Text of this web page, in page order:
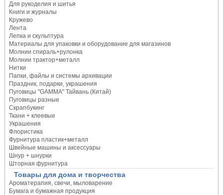
Для рукоделия и шитья
Книги и журналы
Кружево
Лента
Лепка и скульптура
Материалы для упаковки и оборудование для магазинов
Молнии спираль+рулонка
Молнии трактор+металл
Нитки
Папки, файлы и системы архивации
Праздник, подарки, украшения
Пуговицы "GAMMA" Тайвань (Китай)
Пуговицы разные
Скрапбукинг
Ткани + клеевые
Украшения
Флористика
Фурнитура пластик+металл
Швейные машины и аксессуары
Шнур + шнурки
Шторная фурнитура
Товары для дома и творчества
Ароматерапия, свечи, мыловарение
Бумага и бумажная продукция